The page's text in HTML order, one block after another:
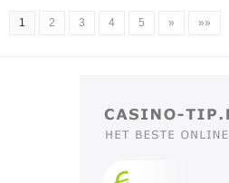
1 2 3 4 5 » »»